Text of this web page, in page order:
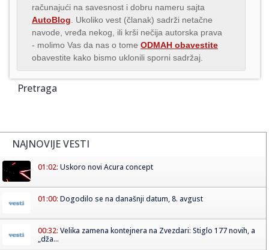
računajući na savesnost i dobru nameru sajta
AutoBlog . Ukoliko vest (članak) sadrži netačne
navode, vređa nekog, ili krši nečija autorska prava
- molimo Vas da nas o tome ODMAH obavestite
obavestite kako bismo uklonili sporni sadržaj.
Pretraga
NAJNOVIJE VESTI
01:02: Uskoro novi Acura concept
01:00: Dogodilo se na današnji datum, 8. avgust
00:32: Velika zamena kontejnera na Zvezdari: Stiglo 177 novih, a
„dža...